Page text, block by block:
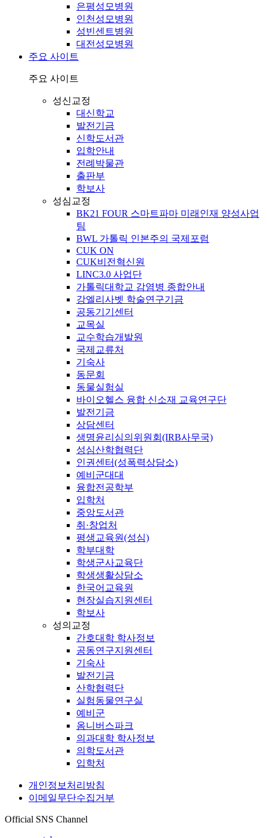
은평성모병원
인천성모병원
성빈센트병원
대전성모병원
주요 사이트
주요 사이트
성신교정
대신학교
발전기금
신학도서관
입학안내
전례박물관
출판부
학보사
성심교정
BK21 FOUR 스마트파마 미래인재 양성사업
팀
BWL 가톨릭 인본주의 국제포럼
CUK ON
CUK비전혁신원
LINC3.0 사업단
가톨릭대학교 감염병 종합안내
강엘리사벳 학술연구기금
공동기기센터
교목실
교수학습개발원
국제교류처
기숙사
동문회
동물실험실
바이오헬스 융합 신소재 교육연구단
발전기금
상담센터
생명윤리심의위원회(IRB사무국)
성심산학협력단
인권센터(성폭력상담소)
예비군대대
융합전공학부
입학처
중앙도서관
취·창업처
평생교육원(성심)
학부대학
학생군사교육단
학생생활상담소
한국어교육원
현장실습지원센터
학보사
성의교정
간호대학 학사정보
공동연구지원센터
기숙사
발전기금
산학협력단
실험동물연구실
예비군
옴니버스파크
의과대학 학사정보
의학도서관
입학처
개인정보처리방침
이메일무단수집거부
Official SNS Channel